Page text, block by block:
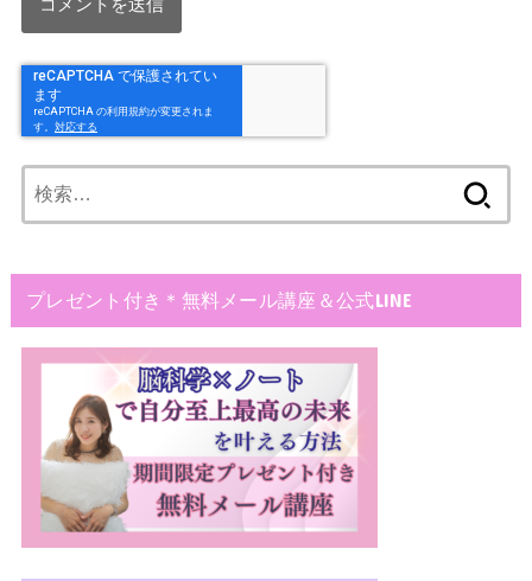
索:
プレゼント付き＊無料メール講座＆公式LINE